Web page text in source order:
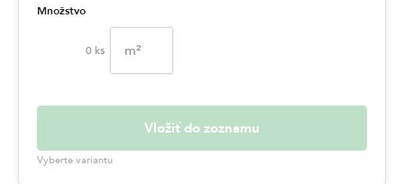
Množstvo
0 ks m²
Vložiť do zoznamu
Vyberte variantu